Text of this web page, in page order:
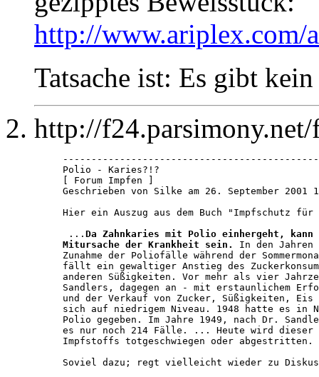
http://www.ariplex.com/
Tatsache ist: Es gibt
http://
Polio - Karies?!?
[ Forum Impfen ]
Geschrieben von Silke am 26. September 2001
Hier ein Auszug aus dem Buch "Impfschutz
... Da Zahnkaries mit Polio einhergeht,
Mitursache der Krankheit sein.
In den Jahren
Zunahme der Poliofälle während der
fällt ein gewaltiger Anstieg des
anderen Süßigkeiten. Vor mehr als vier
Sandlers, dagegen an - mit erstaunlichem
und der Verkauf von Zucker, Süßigkeiten,
sich auf niedrigem Niveau. 1948 hatte es in
Polio gegeben. Im Jahre 1949, nach Dr.
es nur noch 214 Fälle. ... Heute wird dieser
Impfstoffs totgeschwiegen oder abgestritten.
Soviel dazu; regt vielleicht wieder zu